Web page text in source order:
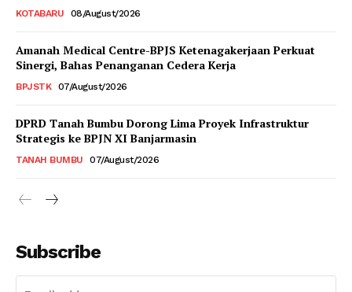
KOTABARU 08/August/2026
Amanah Medical Centre-BPJS Ketenagakerjaan Perkuat
Sinergi, Bahas Penanganan Cedera Kerja
BPJSTK 07/August/2026
DPRD Tanah Bumbu Dorong Lima Proyek Infrastruktur
Strategis ke BPJN XI Banjarmasin
TANAH BUMBU 07/August/2026
Subscribe